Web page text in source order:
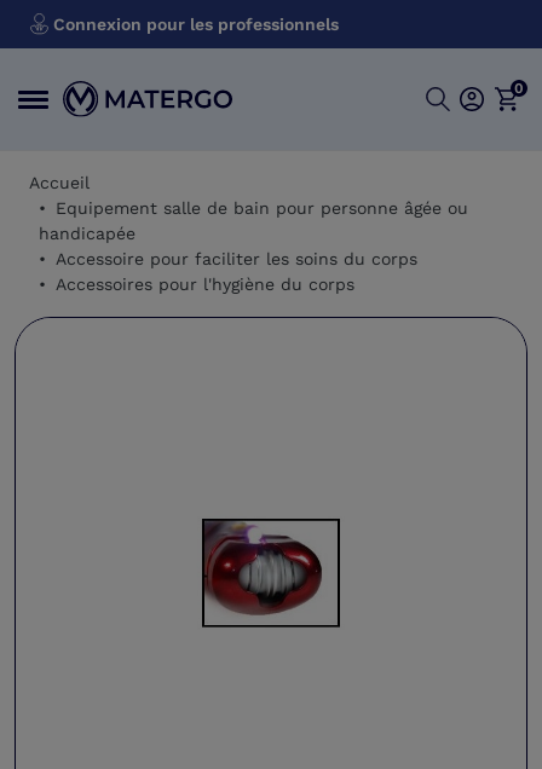
Connexion pour les professionnels
0
Accueil
Equipement salle de bain pour personne âgée ou
handicapée
Accessoire pour faciliter les soins du corps
Accessoires pour l'hygiène du corps